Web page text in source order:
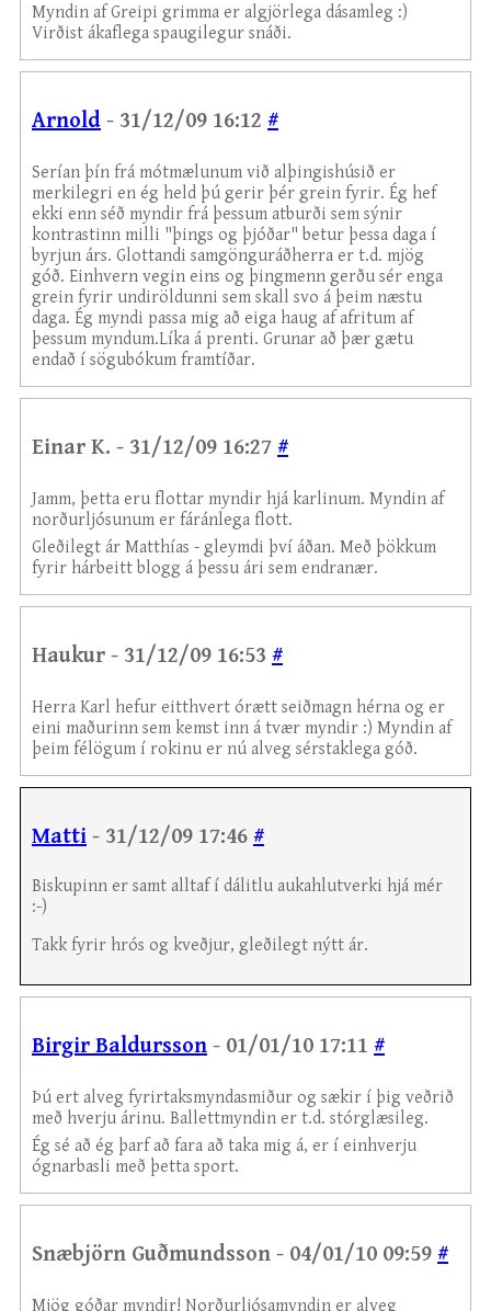
Myndin af Greipi grimma er algjörlega dásamleg :)
Virðist ákaflega spaugilegur snáði.
Arnold - 31/12/09 16:12 #
Serían þín frá mótmælunum við alþingishúsið er
merkilegri en ég held þú gerir þér grein fyrir. Ég hef
ekki enn séð myndir frá þessum atburði sem sýnir
kontrastinn milli "þings og þjóðar" betur þessa daga í
byrjun árs. Glottandi samgönguráðherra er t.d. mjög
góð. Einhvern vegin eins og þingmenn gerðu sér enga
grein fyrir undiröldunni sem skall svo á þeim næstu
daga. Ég myndi passa mig að eiga haug af afritum af
þessum myndum.Líka á prenti. Grunar að þær gætu
endað í sögubókum framtíðar.
Einar K. - 31/12/09 16:27 #
Jamm, þetta eru flottar myndir hjá karlinum. Myndin af
norðurljósunum er fáránlega flott.
Gleðilegt ár Matthías - gleymdi því áðan. Með þökkum
fyrir hárbeitt blogg á þessu ári sem endranær.
Haukur - 31/12/09 16:53 #
Herra Karl hefur eitthvert órætt seiðmagn hérna og er
eini maðurinn sem kemst inn á tvær myndir :) Myndin af
þeim félögum í rokinu er nú alveg sérstaklega góð.
Matti - 31/12/09 17:46 #
Biskupinn er samt alltaf í dálitlu aukahlutverki hjá mér
:-)
Takk fyrir hrós og kveðjur, gleðilegt nýtt ár.
Birgir Baldursson - 01/01/10 17:11 #
Þú ert alveg fyrirtaksmyndasmiður og sækir í þig veðrið
með hverju árinu. Ballettmyndin er t.d. stórglæsileg.
Ég sé að ég þarf að fara að taka mig á, er í einhverju
ógnarbasli með þetta sport.
Snæbjörn Guðmundsson - 04/01/10 09:59 #
Mjög góðar myndir! Norðurljósamyndin er alveg